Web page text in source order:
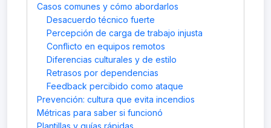
Casos comunes y cómo abordarlos
Desacuerdo técnico fuerte
Percepción de carga de trabajo injusta
Conflicto en equipos remotos
Diferencias culturales y de estilo
Retrasos por dependencias
Feedback percibido como ataque
Prevención: cultura que evita incendios
Métricas para saber si funcionó
Plantillas y guías rápidas